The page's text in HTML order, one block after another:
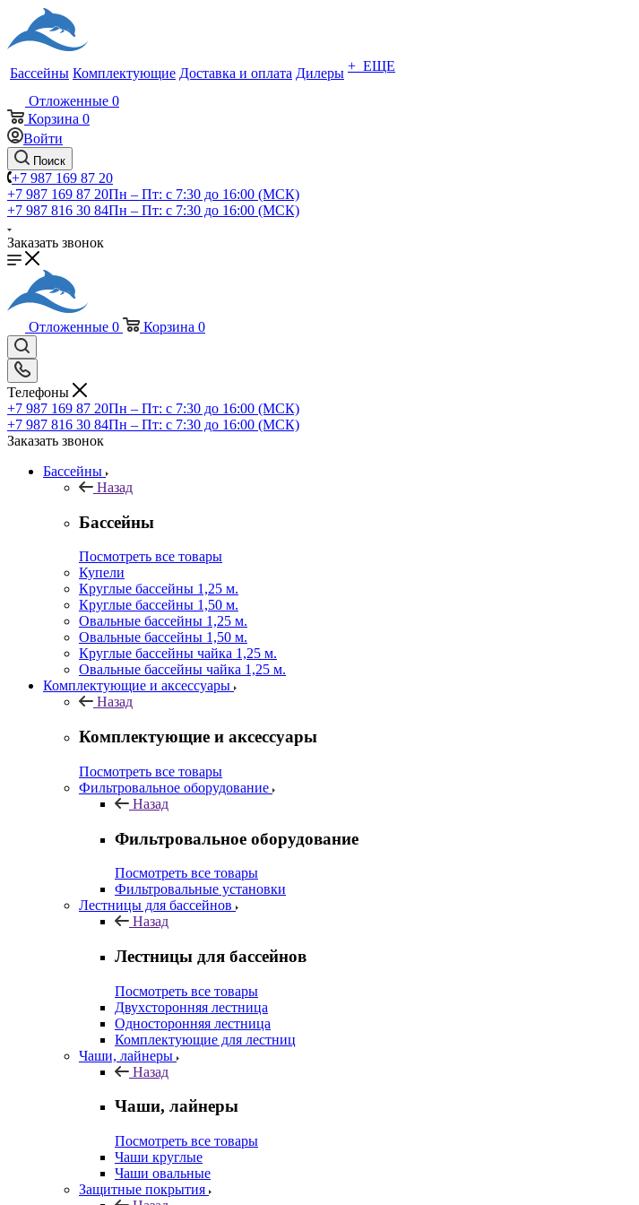
Бассейны Комплектующие Доставка и оплата Дилеры + ЕЩЕ
Отложенные 0
Корзина 0
Войти
Поиск
+7 987 169 87 20
+7 987 169 87 20Пн – Пт: с 7:30 до 16:00 (МСК)
+7 987 816 30 84Пн – Пт: с 7:30 до 16:00 (МСК)
Заказать звонок
Отложенные 0 Корзина 0
Телефоны
+7 987 169 87 20Пн – Пт: с 7:30 до 16:00 (МСК)
+7 987 816 30 84Пн – Пт: с 7:30 до 16:00 (МСК)
Заказать звонок
Бассейны
Назад
Бассейны
Посмотреть все товары
Купели
Круглые бассейны 1,25 м.
Круглые бассейны 1,50 м.
Овальные бассейны 1,25 м.
Овальные бассейны 1,50 м.
Круглые бассейны чайка 1,25 м.
Овальные бассейны чайка 1,25 м.
Комплектующие и аксессуары
Назад
Комплектующие и аксессуары
Посмотреть все товары
Фильтровальное оборудование
Назад
Фильтровальное оборудование
Посмотреть все товары
Фильтровальные установки
Лестницы для бассейнов
Назад
Лестницы для бассейнов
Посмотреть все товары
Двухсторонняя лестница
Односторонняя лестница
Комплектующие для лестниц
Чаши, лайнеры
Назад
Чаши, лайнеры
Посмотреть все товары
Чаши круглые
Чаши овальные
Защитные покрытия